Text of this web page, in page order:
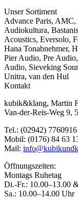
Unser Sortiment
Advance Paris, AMC,
Audiokultura, Bastanis
Acoustics, Eversolo,
Hana Tonabnehmer,
Pier Audio, Pre Audio,
Audio, Sieveking
Unitra, van den Hul
Kontakt
kubik&klang, Martin
Van-der-Reis-Weg 9,
Tel.: (02942) 7760916
Mobil: (0176) 84 63
Mail:
Öffnungszeiten:
Montags Ruhetag
Di.-Fr.: 10.00–13.00
Sa.: 10.00–14.00 Uhr